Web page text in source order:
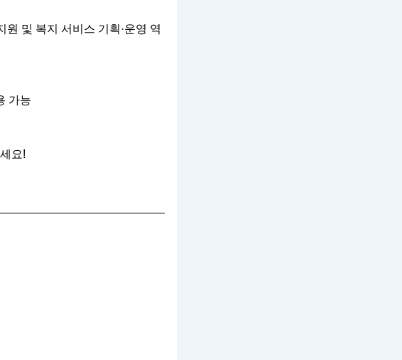
및 복지 서비스 기획·운영 역
가능
요!